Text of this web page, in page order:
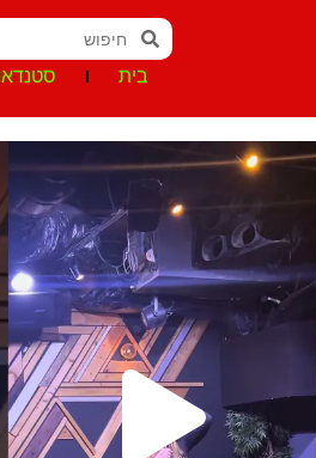
בית